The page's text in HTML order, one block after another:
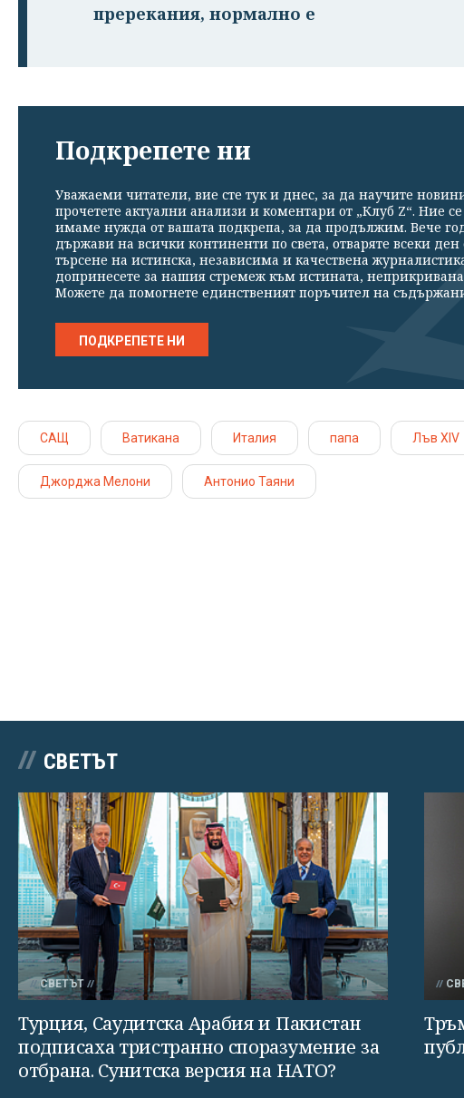
пререкания, нормално е
Подкрепете ни
Уважаеми читатели, вие сте тук и днес, за да научите
прочетете актуални анализи и коментари от „Клуб Z“. Ние
имаме нужда от вашата подкрепа, за да продължим. Вече
държави на всички континенти по света, отваряте всеки
търсене на истинска, независима и качествена
допринесете за нашия стремеж към истината,
Можете да помогнете единственият поръчител на
ПОДКРЕПЕТЕ НИ
САЩ Ватикана Италия папа Лъв XIV
Джорджа Мелони Антонио Таяни
СВЕТЪТ
СВЕТЪТ
Турция, Саудитска Арабия и Пакистан
подписаха тристранно споразумение за
отбрана. Сунитска версия на НАТО?